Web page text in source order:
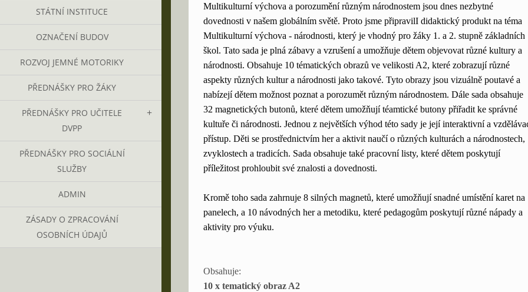
STÁTNÍ INSTITUCE
OZNAČENÍ BUDOV
ROZVOJ JEMNÉ MOTORIKY
PŘEDNÁŠKY PRO ŽÁKY
PŘEDNÁŠKY PRO UČITELE
DVPP
PŘEDNÁŠKY PRO SOCIÁLNÍ
SLUŽBY
ADMIN
ZÁSADY O ZPRACOVÁNÍ
OSOBNÍCH ÚDAJŮ
Multikulturní výchova a porozumění různým národnostem jsou dnes nezbytné
dovednosti v našem globálním světě. Proto jsme připravilI didaktický produkt na téma
Multikulturní výchova - národnosti, který je vhodný pro žáky 1. a 2. stupně základních
škol. Tato sada je plná zábavy a vzrušení a umožňuje dětem objevovat různé kultury a
národnosti. Obsahuje 10 tématických obrazů ve velikosti A2, které zobrazují různé
aspekty různých kultur a národnosti jako takové. Tyto obrazy jsou vizuálně poutavé a
nabízejí dětem možnost poznat a porozumět různým národnostem. Dále sada obsahuje
32 magnetických butonů, které dětem umožňují téamtické butony přiřadit ke správné
kultuře či národnosti. Jednou z největších výhod této sady je její interaktivní a
přístup. Děti se prostřednictvím her a aktivit naučí o různých kulturách a národnostech,
zvyklostech a tradicích. Sada obsahuje také pracovní listy, které dětem poskytují
příležitost prohloubit své znalosti a dovednosti.
Kromě toho sada zahrnuje 8 silných magnetů, které umožňují snadné umístění karet na
panelech, a 10 návodných her a metodiku, které pedagogům poskytují různé nápady a
aktivity pro výuku.
Obsahuje:
10 x tematický obraz A2